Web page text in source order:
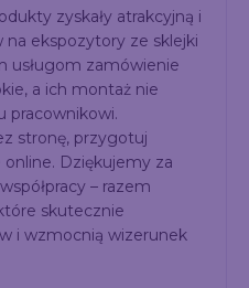
zyskały atrakcyjną i
na ekspozytory ze sklejki
usługom zamówienie
a ich montaż nie
pracownikowi.
stronę, przygotuj
Dziękujemy za
– razem
skutecznie
i wzmocnią wizerunek